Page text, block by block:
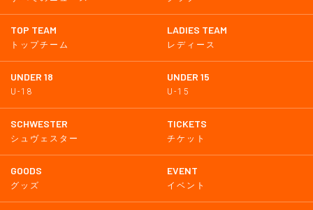
TOP TEAM
トップチーム
LADIES TEAM
レディース
UNDER 18
U-18
UNDER 15
U-15
SCHWESTER
シュヴェスター
TICKETS
チケット
GOODS
グッズ
EVENT
イベント